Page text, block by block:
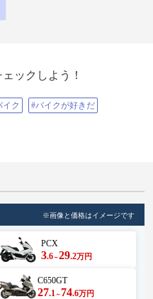
ックしよう！
イク #バイクが好きだ
※画像と価格はイメージです
PCX
3.6～29.2万円
C650GT
27.1 ～ 74.6万円